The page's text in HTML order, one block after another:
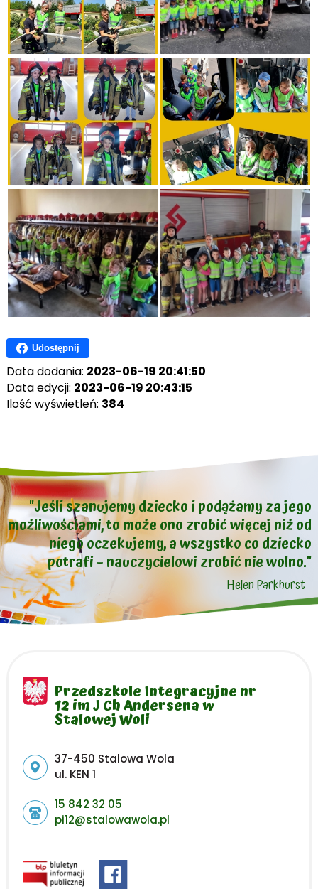
Udostępnij
Data dodania: 2023-06-19 20:41:50
Data edycji: 2023-06-19 20:43:15
Ilość wyświetleń: 384
"Jeśli szanujemy dziecko i podążamy za jego
możliwościami, to może ono zrobić więcej niż od
niego oczekujemy, a wszystko co dziecko
potrafi – nauczycielowi zrobić nie wolno."
Helen Parkhurst
Przedszkole Integracyjne nr
12 im J Ch Andersena w
Stalowej Woli
Adres pocztowy:
37-450 Stalowa Wola
ul. KEN 1
15 842 32 05
pi12@stalowawola.pl